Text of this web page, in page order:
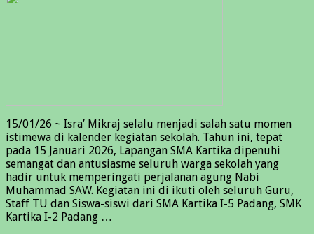
15/01/26 ~ Isra’ Mikraj selalu menjadi salah satu momen
istimewa di kalender kegiatan sekolah. Tahun ini, tepat
pada 15 Januari 2026, Lapangan SMA Kartika dipenuhi
semangat dan antusiasme seluruh warga sekolah yang
hadir untuk memperingati perjalanan agung Nabi
Muhammad SAW. Kegiatan ini di ikuti oleh seluruh Guru,
Staff TU dan Siswa-siswi dari SMA Kartika I-5 Padang, SMK
Kartika I-2 Padang …